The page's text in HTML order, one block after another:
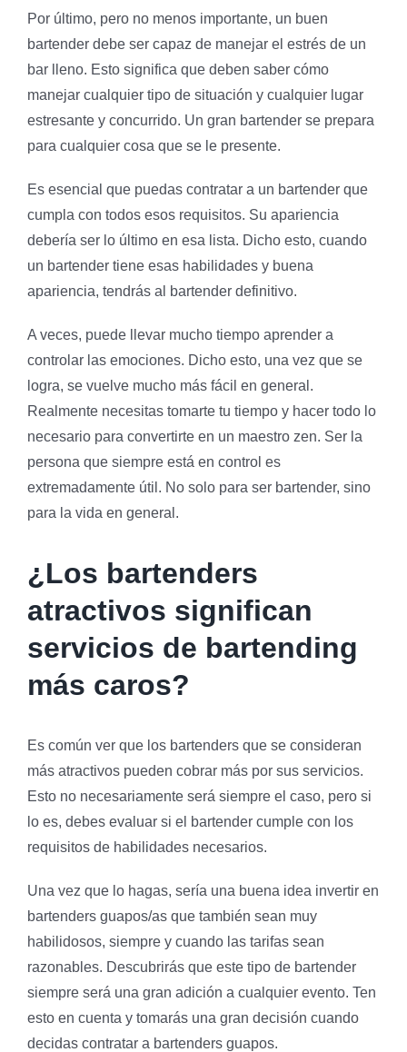
Por último, pero no menos importante, un buen
bartender debe ser capaz de manejar el estrés de un
bar lleno. Esto significa que deben saber cómo
manejar cualquier tipo de situación y cualquier lugar
estresante y concurrido. Un gran bartender se prepara
para cualquier cosa que se le presente.
Es esencial que puedas contratar a un bartender que
cumpla con todos esos requisitos. Su apariencia
debería ser lo último en esa lista. Dicho esto, cuando
un bartender tiene esas habilidades y buena
apariencia, tendrás al bartender definitivo.
A veces, puede llevar mucho tiempo aprender a
controlar las emociones. Dicho esto, una vez que se
logra, se vuelve mucho más fácil en general.
Realmente necesitas tomarte tu tiempo y hacer todo lo
necesario para convertirte en un maestro zen. Ser la
persona que siempre está en control es
extremadamente útil. No solo para ser bartender, sino
para la vida en general.
¿Los bartenders
atractivos significan
servicios de bartending
más caros?
Es común ver que los bartenders que se consideran
más atractivos pueden cobrar más por sus servicios.
Esto no necesariamente será siempre el caso, pero si
lo es, debes evaluar si el bartender cumple con los
requisitos de habilidades necesarios.
Una vez que lo hagas, sería una buena idea invertir en
bartenders guapos/as que también sean muy
habilidosos, siempre y cuando las tarifas sean
razonables. Descubrirás que este tipo de bartender
siempre será una gran adición a cualquier evento. Ten
esto en cuenta y tomarás una gran decisión cuando
decidas contratar a bartenders guapos.